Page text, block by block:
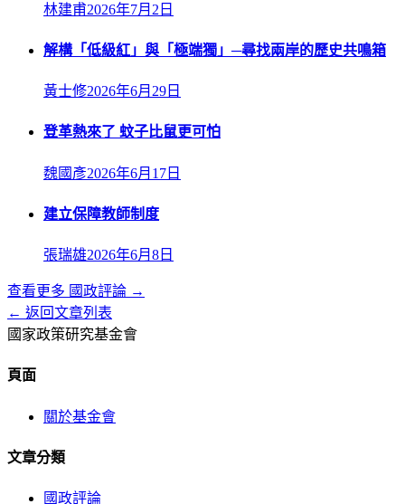
林建甫2026年7月2日
解構「低級紅」與「極端獨」─尋找兩岸的歷史共鳴箱
黃士修2026年6月29日
登革熱來了 蚊子比鼠更可怕
魏國彥2026年6月17日
建立保障教師制度
張瑞雄2026年6月8日
查看更多 國政評論 →
← 返回文章列表
國家政策研究基金會
頁面
關於基金會
文章分類
國政評論